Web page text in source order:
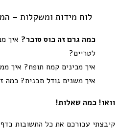
לוח מידות ומשקלות –
כמה גרם זה כוס סוכר? איך
לטריים?
איך מכינים קמח תופח? איך
איך משנים גודל תבנית? כמה
וואו! כמה שאלות!
קיבצתי עבורכם את כל התשובות